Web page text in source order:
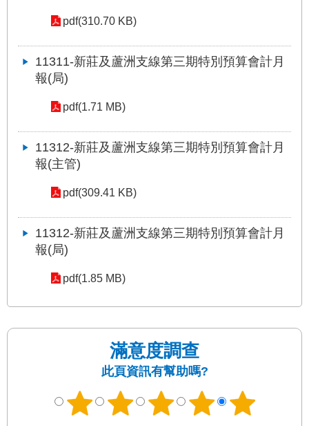
pdf(310.70 KB)
11311-新莊及蘆洲支線第三期特別預算會計月
報(局)
pdf(1.71 MB)
11312-新莊及蘆洲支線第三期特別預算會計月
報(主管)
pdf(309.41 KB)
11312-新莊及蘆洲支線第三期特別預算會計月
報(局)
pdf(1.85 MB)
滿意度調查
此頁資訊有幫助嗎?